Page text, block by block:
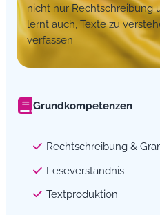
nicht nur Rechtschreibung
lernt auch, Texte zu
verfassen
Grundkompetenzen
Rechtschreibung &
Leseverständnis
Textproduktion